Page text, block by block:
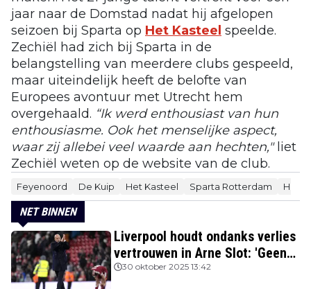
jaar naar de Domstad nadat hij afgelopen
seizoen bij Sparta op Het Kasteel speelde.
Zechiël had zich bij Sparta in de
belangstelling van meerdere clubs gespeeld,
maar uiteindelijk heeft de belofte van
Europees avontuur met Utrecht hem
overgehaald. “Ik werd enthousiast van hun
enthousiasme. Ook het menselijke aspect,
waar zij allebei veel waarde aan hechten,"liet
Zechiël weten op de website van de club.
Feyenoord De Kuip Het Kasteel Sparta Rotterdam
NET BINNEN
Liverpool houdt ondanks verlies
vertrouwen in Arne Slot: 'Geen
kans'
30 oktober 2025 13:42